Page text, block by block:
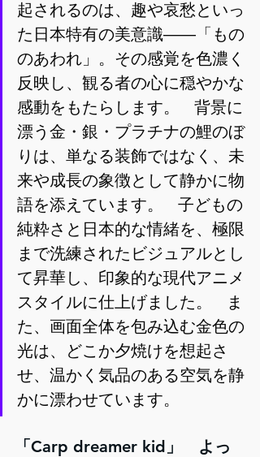
起されるのは、趣や哀愁といっ
た日本特有の美意識――「もの
のあわれ」。その感覚を色濃く
反映し、観る者の心に穏やかな
感動をもたらします。   背景に
漂う金・銀・プラチナの鯉のぼ
りは、単なる装飾ではなく、未
来や成長の象徴として静かに物
語を添えています。   子どもの
純粋さと日本的な情緒を、極限
まで洗練されたビジュアルとし
て昇華し、印象的な現代アニメ
スタイルに仕上げました。   ま
た、画面全体を包み込む金色の
光は、どこか夕焼けを想起さ
せ、温かく気品のある空気を静
かに漂わせています。
「Carp dreamer kid」　よっ